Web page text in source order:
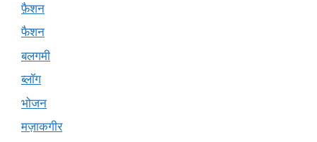
फ़ैशन
फैशन
बलगमी
ब्लॉग
भोजन
मज़ाकगीर